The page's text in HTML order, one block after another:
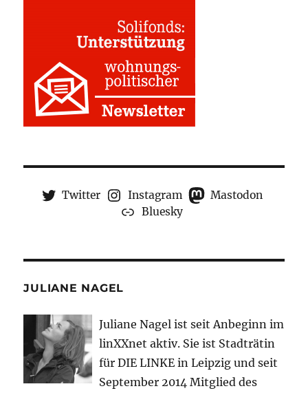
Twitter Instagram
Mastodon
Bluesky
JULIANE NAGEL
Juliane Nagel ist seit Anbeginn im
linXXnet aktiv. Sie ist Stadträtin
für DIE LINKE in Leipzig und seit
September 2014 Mitglied des